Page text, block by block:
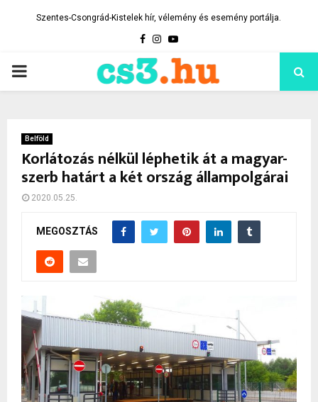
Szentes-Csongrád-Kistelek hír, vélemény és esemény portálja.
Facebook
Instagram
Youtube
PRIMARY
Belföld
Korlátozás nélkül léphetik át a magyar-
szerb határt a két ország állampolgárai
2020.05.25.
MEGOSZTÁS